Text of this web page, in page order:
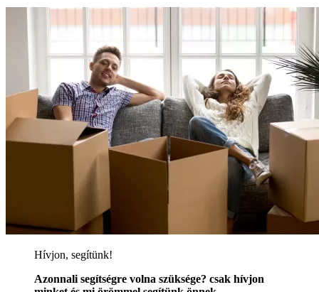
Hívjon, segítünk!
Azonnali segítségre volna szüksége? csak hívjon